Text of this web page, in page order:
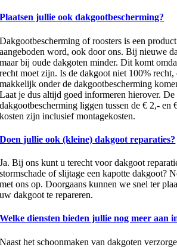
Plaatsen jullie ook dakgootbescherming?
Dakgootbescherming of roosters is een
aangeboden word, ook door ons. Bij nieuwe
maar bij oude dakgoten minder. Dit komt
recht moet zijn. Is de dakgoot niet 100%
makkelijk onder de dakgootbescherming
Laat je dus altijd goed informeren hierover. De
dakgootbescherming liggen tussen de € 2,- en
kosten zijn inclusief montagekosten.
Doen jullie ook (kleine) dakgoot reparaties?
Ja. Bij ons kunt u terecht voor dakgoot
stormschade of slijtage een kapotte dakgoot?
met ons op. Doorgaans kunnen we snel ter
uw dakgoot te repareren.
Welke diensten bieden jullie nog meer aan
Naast het schoonmaken van dakgoten